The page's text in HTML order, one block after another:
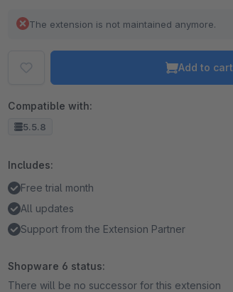
The extension is not maintained anymore.
Add to cart
Compatible with:
5.5.8
Includes:
Free trial month
All updates
Support from the Extension Partner
Shopware 6 status:
There will be no successor for this extension